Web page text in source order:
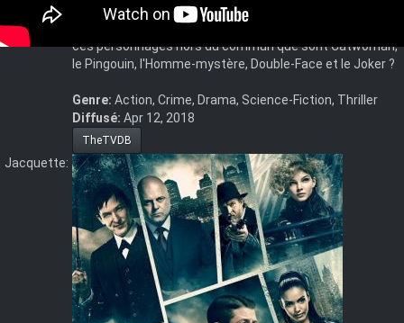
corruption telle que Gotham City, terrain fertile des
méchants les plus emblématiques ? Comment sont nés
ces personnages hors du commun que sont Catwoman,
le Pingouin, l'Homme-mystère, Double-Face et le Joker ?
Genre: Action, Crime, Drama, Science-Fiction, Thriller
Diffusé: Apr 12, 2018
TheTVDB
Jacquette: